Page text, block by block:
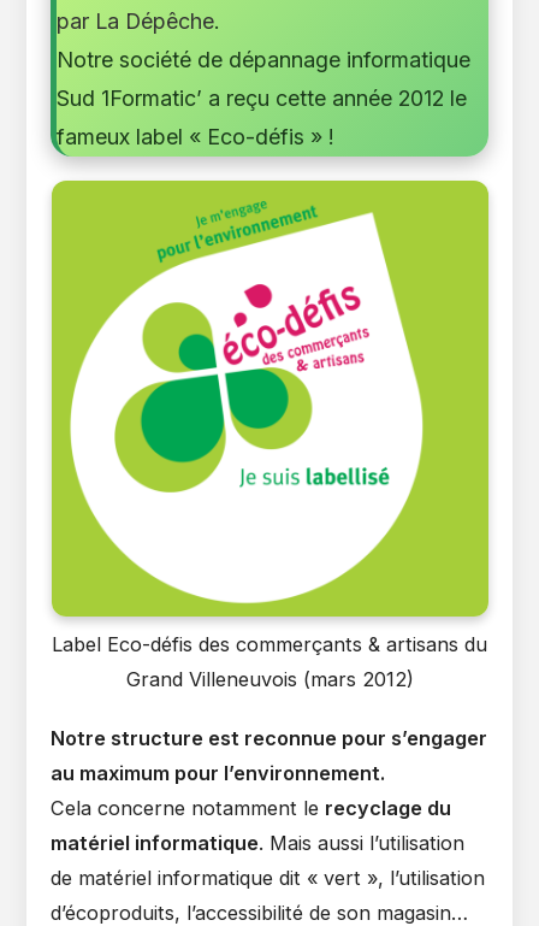
par La Dépêche.
Notre société de dépannage informatique
Sud 1Formatic’ a reçu cette année 2012 le
fameux label « Eco-défis » !
Label Eco-défis des commerçants & artisans du
Grand Villeneuvois (mars 2012)
Notre structure est reconnue pour s’engager
au maximum pour l’environnement.
Cela concerne notamment le recyclage du
matériel informatique. Mais aussi l’utilisation
de matériel informatique dit « vert », l’utilisation
d’écoproduits, l’accessibilité de son magasin…